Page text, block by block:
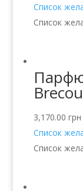
Список
Список
3,170.00 грн
Список
Список